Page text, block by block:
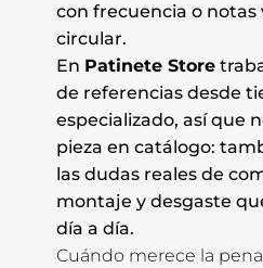
con frecuencia o notas
circular.
En Patinete Store
de referencias desde
especializado, así que
pieza en catálogo:
las dudas reales de
montaje y desgaste
día a día.
Cuándo merece la